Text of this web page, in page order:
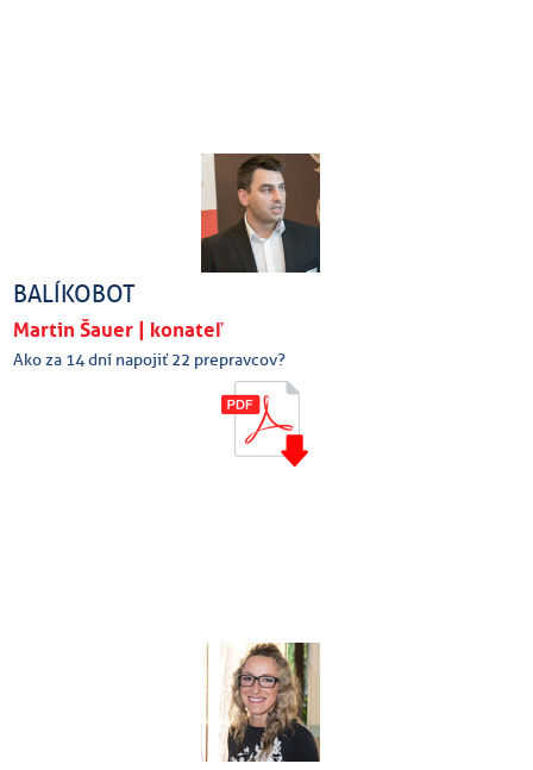
BALÍKOBOT
Martin Šauer | konateľ
Ako za 14 dní napojiť 22 prepravcov?